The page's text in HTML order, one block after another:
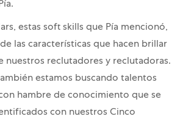
estas soft skills que Pía mencionó,
las características que hacen brillar
nuestros reclutadores y reclutadoras.
estamos buscando talentos
hambre de conocimiento que se
con nuestros Cinco